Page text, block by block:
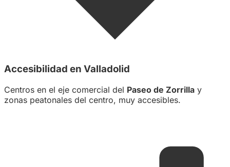
Accesibilidad en Valladolid
Centros en el eje comercial del Paseo de Zorrilla y
zonas peatonales del centro, muy accesibles.